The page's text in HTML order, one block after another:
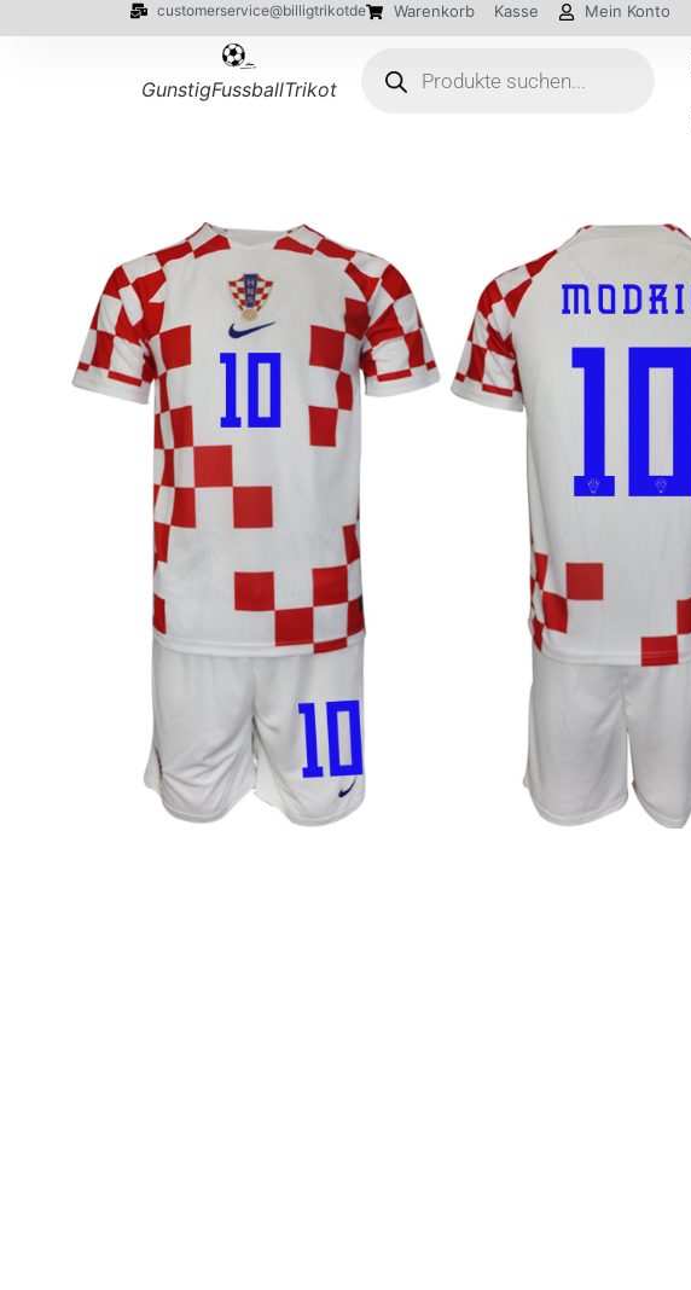
customerservice@billigtrikotde Warenkorb Kasse Mein Konto
GunstigFussballTrikot